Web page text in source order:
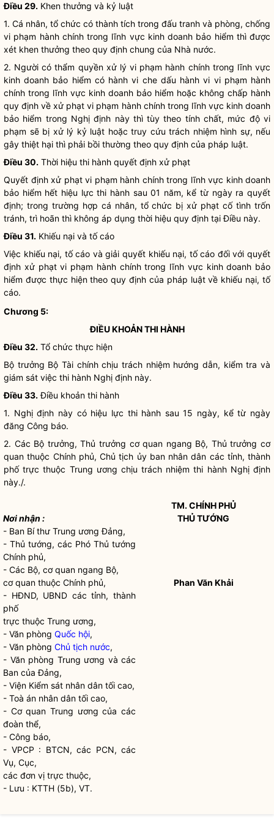
Điều 29. Khen thưởng và kỷ luật
1. Cá nhân, tổ chức có thành tích trong đấu tranh và phòng, chống
vi phạm hành chính trong lĩnh vực kinh doanh bảo hiểm thì được
xét khen thưởng theo quy định chung của Nhà nước.
2. Người có thẩm quyềnxử lý vi phạm hành chính trong lĩnh vực
kinh doanh bảo hiểm có hành vi che dấu hành vi vi phạm hành
chính trong lĩnh vực kinh doanh bảo hiểm hoặc không chấp hành
quy định về xử phạt vi phạm hành chính trong lĩnh vực kinh doanh
bảo hiểm trong Nghị định này thì tùy theo tính chất, mức độ vi
phạm sẽ bị xử lý kỷ luật hoặc truy cứu trách nhiệm hình sự, nếu
gây thiệt hại thì phải bồi thường theo quy định của pháp luật.
Điều 30. Thời hiệu thi hành quyết định xử phạt
Quyết định xử phạt vi phạm hành chính trong lĩnh vực kinh doanh
bảo hiểm hết hiệu lực thi hành sau 01 năm, kể từ ngày ra quyết
định; trong trường hợp cá nhân, tổ chức bị xử phạt cố tình trốn
tránh, trì hoãn thì không áp dụng thời hiệu quy định tại Điều này.
Điều 31. Khiếu nại và tố cáo
Việc khiếu nại, tố cáo và giải quyết khiếu nại, tố cáo đối với quyết
định xử phạt vi phạm hành chính trong lĩnh vực kinh doanh bảo
hiểm được thực hiện theo quy định của pháp luậtvề khiếu nại, tố
cáo.
Chương 5:
ĐIỀU KHOẢNTHI HÀNH
Điều 32. Tổ chức thực hiện
Bộ trưởng Bộ Tài chính chịu trách nhiệm hướng dẫn, kiểm tra và
giám sát việc thi hành Nghị định này.
Điều 33. Điều khoản thi hành
1. Nghị định này có hiệu lực thi hành sau 15 ngày, kể từ ngày
đăng Công báo.
2. Các Bộ trưởng, Thủ trưởng cơ quan ngang Bộ, Thủ trưởng cơ
quan thuộc Chính phủ, Chủ tịch ủy ban nhân dân các tỉnh, thành
phố trực thuộc Trung ương chịu trách nhiệm thi hành Nghị định
này./.
Nơi nhận :
- Ban Bí thư Trung ương Đảng,
- Thủ tướng, các Phó Thủ tướng
Chính phủ,
- Các Bộ, cơ quan ngang Bộ,
cơ quan thuộc Chính phủ,
- HĐND, UBND các tỉnh, thành
phố
trực thuộc Trung ương,
- Văn phòng Quốc hội,
- Văn phòng Chủ tịch nước,
- Văn phòng Trung ương và các
Ban của Đảng,
- Viện Kiểm sát nhân dân tối cao,
- Toà án nhân dân tối cao,
- Cơ quan Trung ương của các
đoàn thể,
- Công báo,
- VPCP : BTCN, các PCN, các
Vụ, Cục,
các đơn vị trực thuộc,
- Lưu : KTTH (5b), VT.
TM. CHÍNH PHỦ
THỦ TƯỚNG
Phan Văn Khải